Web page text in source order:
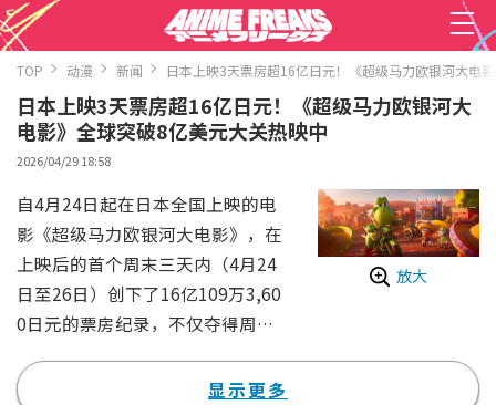
TOP 动漫 新闻 日本上映3天票房超16亿日元！《超级马力欧银河大电
日本上映3天票房超16亿日元！《超级马力欧银河大
电影》全球突破8亿美元大关热映中
2026/04/29 18:58
放大
自4月24日起在日本全国上映的电
影《超级马力欧银河大电影》，在
上映后的首个周末三天内（4月24
日至26日）创下了16亿109万3,60
0日元的票房纪录，不仅夺得周末
进片（洋画）的最佳开画成绩。
显示更多